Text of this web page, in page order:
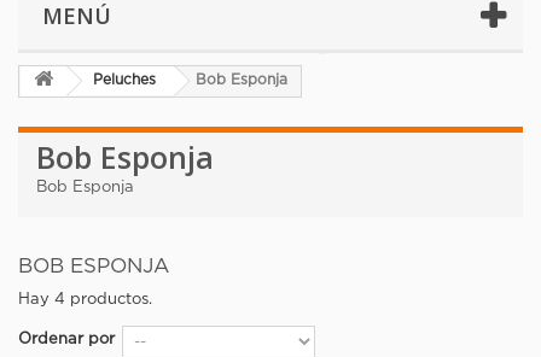
MENÚ
Peluches Bob Esponja
Bob Esponja
Bob Esponja
BOB ESPONJA
Hay 4 productos.
Ordenar por